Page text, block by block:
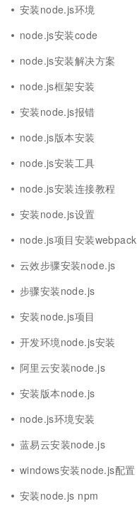
安装node.js环境
node.js安装code
node.js安装解决方案
node.js框架安装
安装node.js报错
node.js版本安装
node.js安装工具
node.js安装连接教程
安装node.js设置
node.js项目安装webpack
云效步骤安装node.js
步骤安装node.js
安装node.js项目
开发环境node.js安装
阿里云安装node.js
安装版本node.js
node.js环境安装
蓝易云安装node.js
windows安装node.js配置
安装node.js npm